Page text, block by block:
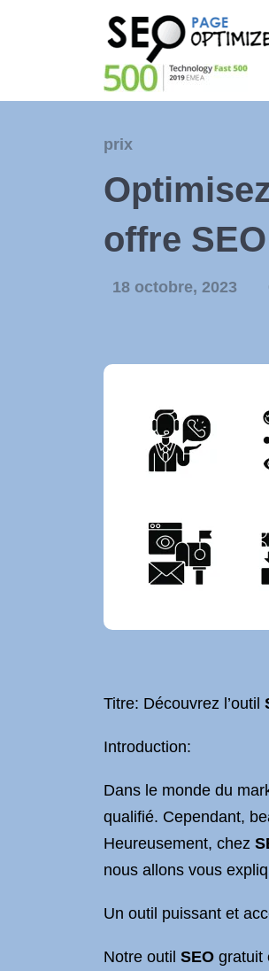
prix
offre
18 octobre, 2023
Titre: Découvrez l’outil
Introduction:
Dans le monde du
qualifié. Cependant,
Heureusement, chez
nous allons vous
Un outil puissant et
Notre outil SEO gratuit